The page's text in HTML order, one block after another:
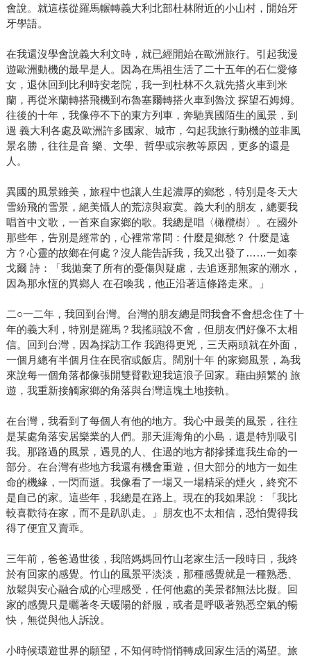
會說。就這樣從羅馬輾轉義大利北部杜林附近的小山村，開始牙
牙學語。
在我還沒學會說義大利文時，就已經開始在歐洲旅行。引起我漫
遊歐洲動機的最早是人。因為在馬祖生活了二十五年的石仁愛修
女，退休回到比利時安老院，我一到杜林不久就先搭火車到米
蘭，再從米蘭轉搭飛機到布魯塞爾轉搭火車到魯汶 探望石姆姆。
往後的十年，我像停不下的東方列車，奔馳異國陌生的風景，到
過 義大利各處及歐洲許多國家、城市，勾起我旅行動機的並非風
景名勝，往往是音 樂、文學、哲學或宗教等原因，更多的還是
人。
異國的風景雖美，旅程中也讓人生起濃厚的鄉愁，特別是冬天大
雪紛飛的雪景，絕美懾人的荒涼與寂寞。義大利的朋友，總要我
唱首中文歌，一首來自家鄉的歌。我總是唱〈橄欖樹〉。在國外
那些年，告別是經常的，心裡常常問：什麼是鄉愁？ 什麼是遠
方？心靈的故鄉在何處？沒人能告訴我，我又出發了……一如泰
戈爾 詩：「我拋棄了所有的憂傷與疑慮，去追逐那無家的潮水，
因為那永恆的異鄉人 在召喚我，他正沿著這條路走來。」
二○一二年，我回到台灣。台灣的朋友總是問我會不會想念住了十
年的義大利，特別是羅馬？我搖頭說不會，但朋友們好像不太相
信。回到台灣，因為採訪工作 我跑得更兇，三天兩頭就在外面，
一個月總有半個月住在民宿或飯店。闊別十年 的家鄉風景，為我
來說每一個角落都像張開雙臂歡迎我這浪子回家。藉由頻繁的 旅
遊，我重新接觸家鄉的角落與台灣這塊土地接軌。
在台灣，我看到了每個人有他的地方。我心中最美的風景，往往
是某處角落安居樂業的人們。那天涯海角的小島，還是特別吸引
我。那路過的風景，遇見的人、住過的地方都摻揉進我生命的一
部分。在台灣有些地方我還有機會重遊，但大部分的地方一如生
命的機緣，一閃而逝。我像看了一場又一場精采的煙火，終究不
是自己的家。這些年，我總是在路上。現在的我如果說：「我比
較喜歡待在家，而不是趴趴走。」朋友也不太相信，恐怕覺得我
得了便宜又賣乖。
三年前，爸爸過世後，我陪媽媽回竹山老家生活一段時日，我終
於有回家的感覺。竹山的風景平淡淡，那種感覺就是一種熟悉、
放鬆與安心融合成的心理感受，任何他處的美景都無法比擬。回
家的感覺只是曬著冬天暖陽的舒服，或者是呼吸著熟悉空氣的暢
快，無從與他人訴說。
小時候環遊世界的願望，不知何時悄悄轉成回家生活的渴望。旅